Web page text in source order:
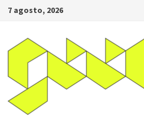
Saltar
contenido
7 agosto, 2026